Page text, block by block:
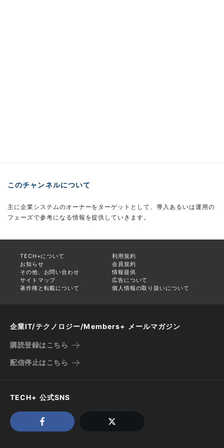
このチャンネルについて
主に企業システムのオーナーをターゲットとして、導入あるいは運用の
フェーズで参考になる情報を提供していきます。
TECH+について
利用規約
お知らせ
会員規約
その他、お問い合わせ
情報提供
サイトマップ
広告について
著作権と転載について
個人情報の取り扱いについて
企業IT/テクノロジー/Members+ メールマガジン
購読登録はこちら
配信停止はこちら
TECH+ 公式SNS